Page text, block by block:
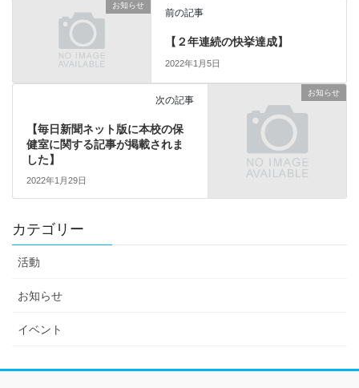
お知らせ
前の記事
【２年連続の快挙達成】
2022年1月5日
お知らせ
次の記事
【毎日新聞ネット版に本校の保
健室に関する記事が掲載されま
した】
2022年1月29日
カテゴリー
活動
お知らせ
イベント